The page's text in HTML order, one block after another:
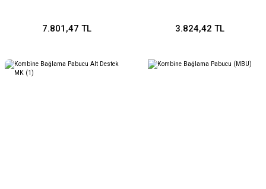
7.801,47 TL 3.824,42 TL